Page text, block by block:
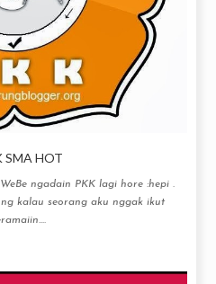
SMA HOT
ngadain PKK lagi hore :hepi .
kalau seorang aku nggak ikut